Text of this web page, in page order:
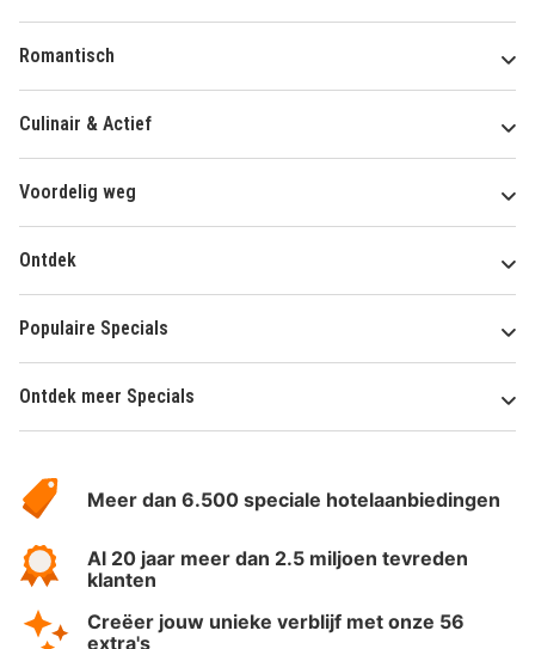
Romantisch
Culinair & Actief
Voordelig weg
Ontdek
Populaire Specials
Ontdek meer Specials
HotelSpecials
Meer dan 6.500 speciale hotelaanbiedingen
Al 20 jaar meer dan 2.5 miljoen tevreden
klanten
Creëer jouw unieke verblijf met onze 56
extra's